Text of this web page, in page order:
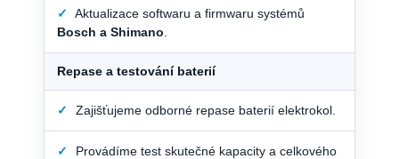
✓
Aktualizace softwaru a firmwaru systémů
Bosch a Shimano
Repase a testování baterií
✓ Zajišťujeme odborné repase baterií elektrokol.
✓
Provádíme test skutečné kapacity a celkového